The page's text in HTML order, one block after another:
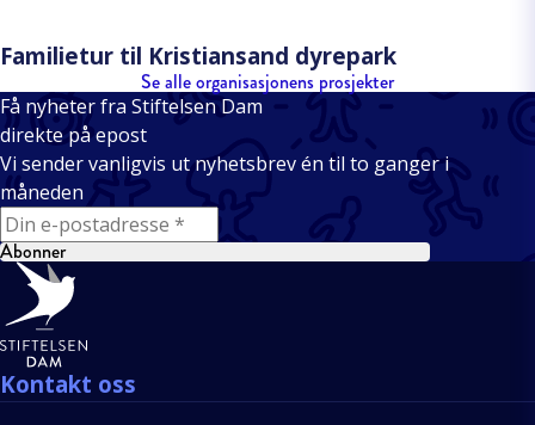
Familietur til Kristiansand dyrepark
Se alle organisasjonens prosjekter
Få nyheter fra Stiftelsen Dam
direkte på epost
Vi sender vanligvis ut nyhetsbrev én til to ganger i
måneden
E-mail
Abonner
Bunntekst
Kontakt oss